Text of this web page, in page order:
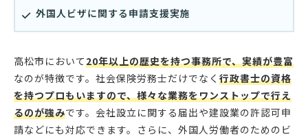
外国人ビザに関する申請支援実施
高松市において20年以上の歴史を持つ事務所で、実績が豊富
なのが特徴です。社会保険労務士だけでなく 行政書士の資格
を持つプロもいますので、様々な業務をワンストップで行え
るのが強みです。会社設立に関する届出や建設業の許認可申
請などにも対応できます。さらに、外国人労働者のためのビ